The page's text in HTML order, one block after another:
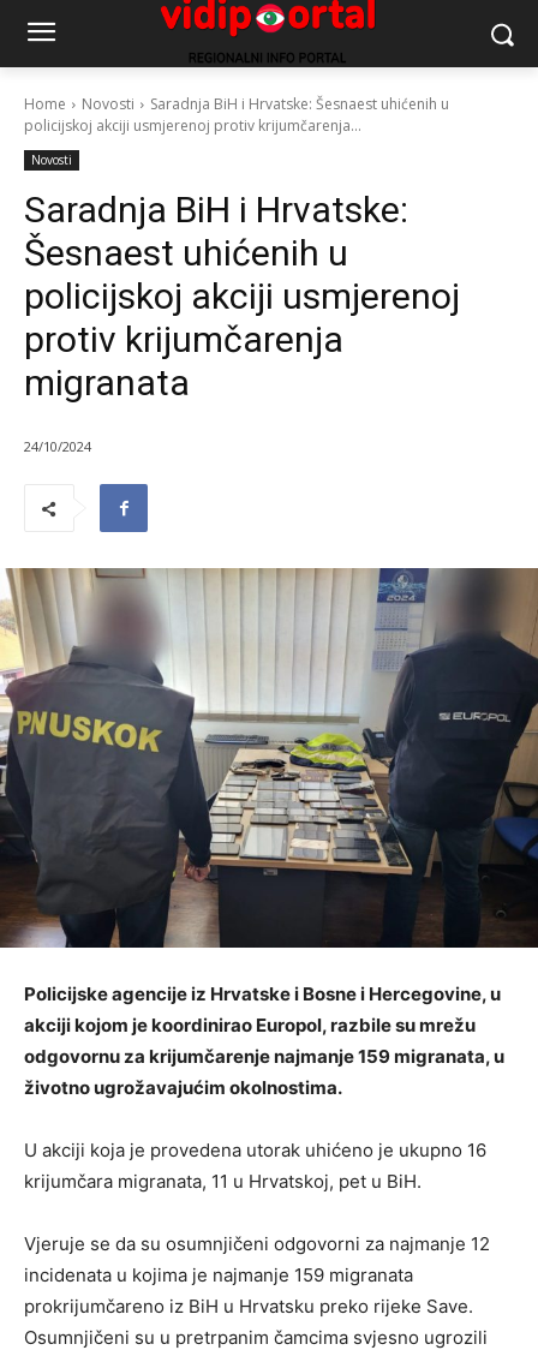
Home Novosti
Saradnja BiH i Hrvatske: Šesnaest uhićenih u
policijskoj akciji usmjerenoj protiv krijumčarenja...
Novosti
Saradnja BiH i Hrvatske:
Šesnaest uhićenih u
policijskoj akciji usmjerenoj
protiv krijumčarenja
migranata
24/10/2024
Policijske agencije iz Hrvatske i Bosne i Hercegovine, u
akciji kojom je koordinirao Europol, razbile su mrežu
odgovornu za krijumčarenje najmanje 159 migranata, u
životno ugrožavajućim okolnostima.
U akciji koja je provedena utorak uhićeno je ukupno 16
krijumčara migranata, 11 u Hrvatskoj, pet u BiH.
Vjeruje se da su osumnjičeni odgovorni za najmanje 12
incidenata u kojima je najmanje 159 migranata
prokrijumčareno iz BiH u Hrvatsku preko rijeke Save.
Osumnjičeni su u pretrpanim čamcima svjesno ugrozili